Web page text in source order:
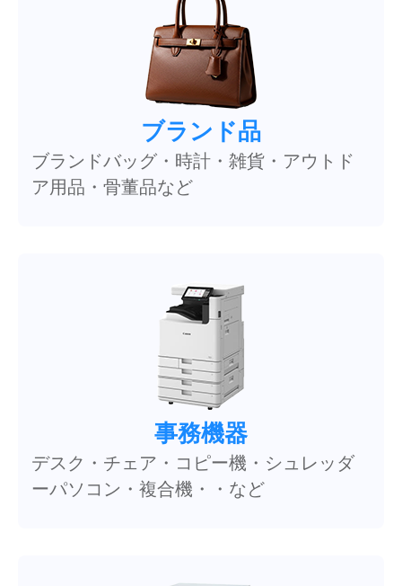
ブランド品
ブランドバッグ・時計・雑貨・アウトド
ア用品・骨董品など
事務機器
デスク・チェア・コピー機・シュレッダ
ーパソコン・複合機・・など